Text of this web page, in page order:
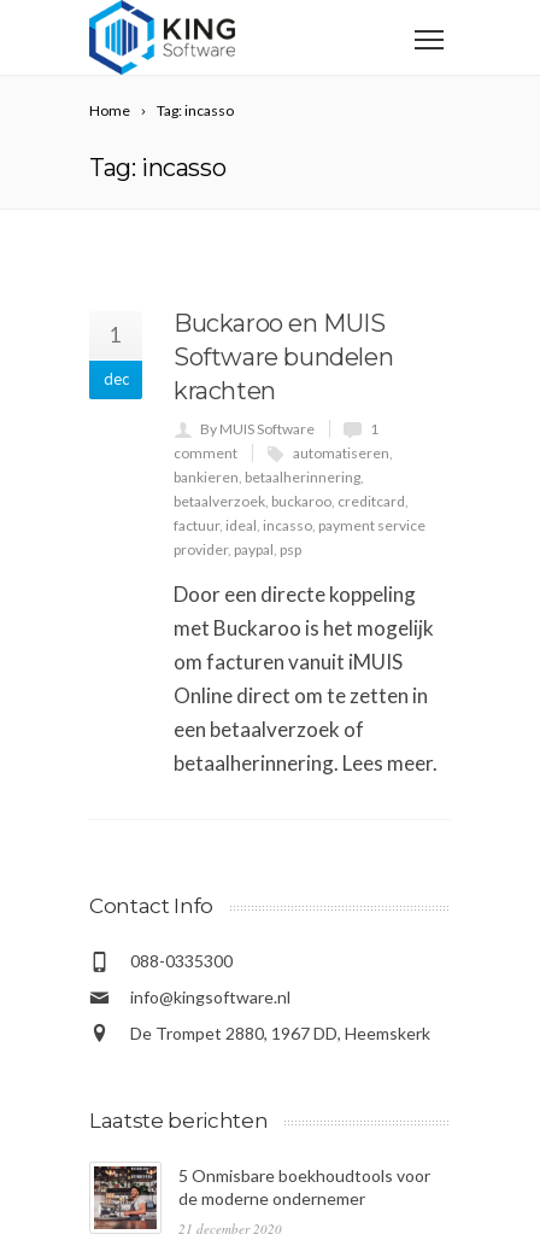
Home Tag: incasso
Tag: incasso
1
dec
Buckaroo en MUIS
Software bundelen
krachten
By MUIS Software
1
comment
automatiseren,
bankieren, betaalherinnering,
betaalverzoek, buckaroo, creditcard,
factuur, ideal, incasso, payment service
provider, paypal, psp
Door een directe koppeling
met Buckaroo is het mogelijk
om facturen vanuit iMUIS
Online direct om te zetten in
een betaalverzoek of
betaalherinnering. Lees meer.
Contact Info
088-0335300
info@kingsoftware.nl
De Trompet 2880, 1967 DD, Heemskerk
Laatste berichten
5 Onmisbare boekhoudtools voor
de moderne ondernemer
21 december 2020